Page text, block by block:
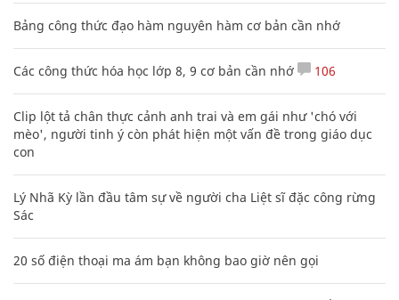
Bảng công thức đạo hàm nguyên hàm cơ bản cần nhớ
Các công thức hóa học lớp 8, 9 cơ bản cần nhớ 106
Clip lột tả chân thực cảnh anh trai và em gái như 'chó với
mèo', người tinh ý còn phát hiện một vấn đề trong giáo dục
con
Lý Nhã Kỳ lần đầu tâm sự về người cha Liệt sĩ đặc công rừng
Sác
20 số điện thoại ma ám bạn không bao giờ nên gọi